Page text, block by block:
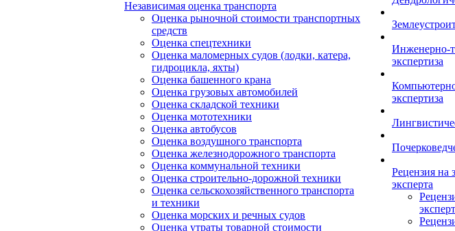
Независимая оценка транспорта
Оценка рыночной стоимости транспортных
средств
Оценка спецтехники
Оценка маломерных судов (лодки, катера,
гидроцикла, яхты)
Оценка башенного крана
Оценка грузовых автомобилей
Оценка складской техники
Оценка мототехники
Оценка автобусов
Оценка воздушного транспорта
Оценка железнодорожного транспорта
Оценка коммунальной техники
Оценка строительно-дорожной техники
Оценка сельскохозяйственного транспорта
и техники
Оценка морских и речных судов
Оценка утраты товарной стоимости
Инженерно-
экспертиза
экспертиза
Рецензия на
эксперта